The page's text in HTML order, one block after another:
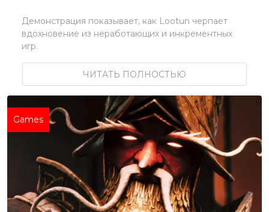
Демонстрация показывает, как Lootun черпает
вдохновение из неработающих и инкрементных
игр.
ЧИТАТЬ ПОЛНОСТЬЮ
Games